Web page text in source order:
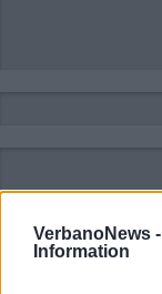
VerbanoNews -
Information